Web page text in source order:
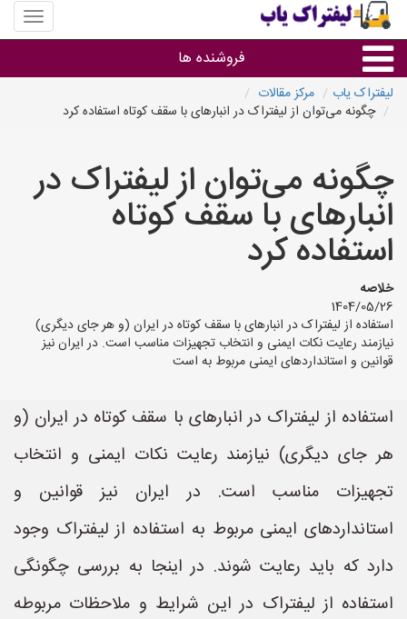
منوی
سایت
یاب
فروشنده ها
گروه ها
استان ها
لیفتراک یاب
مرکز مقالات
چگونه می‌توان از لیفتراک در انبارهای با سقف کوتاه استفاده کرد
چگونه می‌توان از لیفتراک در
انبارهای با سقف کوتاه
استفاده کرد
خلاصه
1404/05/26
استفاده از لیفتراک در انبارهای با سقف کوتاه در ایران (و هر جای دیگری)
نیازمند رعایت نکات ایمنی و انتخاب تجهیزات مناسب است. در ایران نیز
قوانین و استانداردهای ایمنی مربوط به است
استفاده از لیفتراک در انبارهای با سقف کوتاه در ایران (و
هر جای دیگری) نیازمند رعایت نکات ایمنی و انتخاب
تجهیزات مناسب است. در ایران نیز قوانین و
استانداردهای ایمنی مربوط به استفاده از لیفتراک وجود
دارد که باید رعایت شوند. در اینجا به بررسی چگونگی
استفاده از لیفتراک در این شرایط و ملاحظات مربوطه